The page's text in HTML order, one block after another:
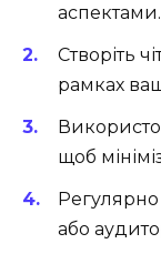
аспектами.
Створіть
рамках
щоб
Регулярно
або